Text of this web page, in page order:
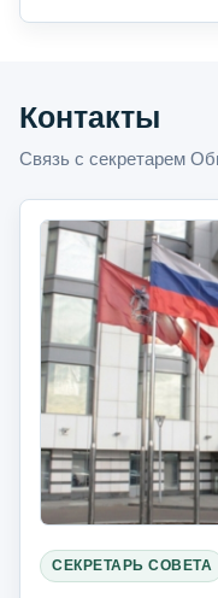
Контакты
Связь с секретарем
СЕКРЕТАРЬ СОВЕТА